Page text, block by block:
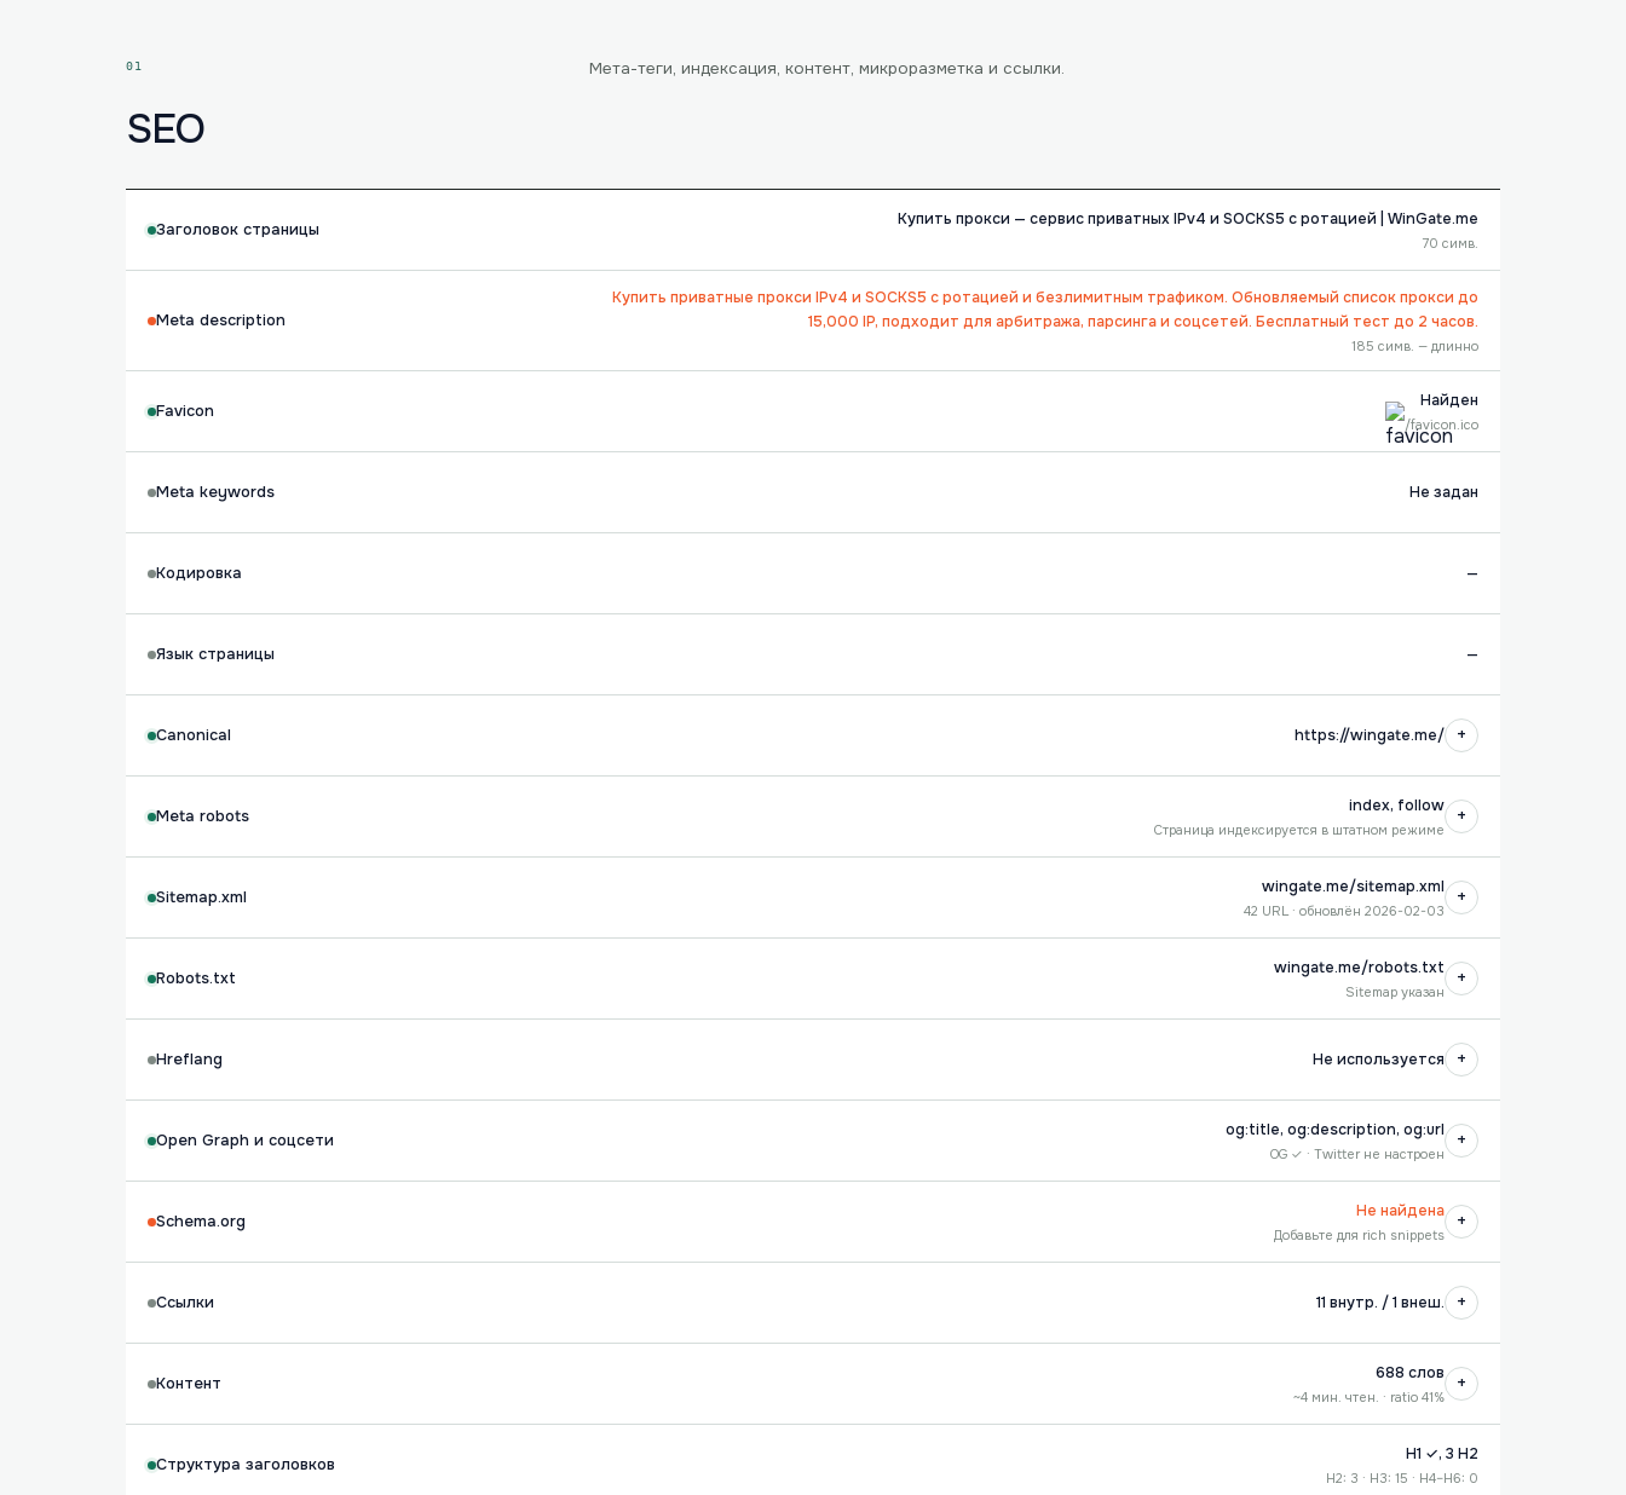
01
SEO
Мета-теги, индексация, контент, микроразметка и ссылки.
Заголовок страницы
Купить прокси — сервис приватных IPv4 и SOCKS5 с ротацией | WinGate.me
70 симв.
Meta description
Купить приватные прокси IPv4 и SOCKS5 с ротацией и безлимитным трафиком. Обновляемый список прокси до
15,000 IP, подходит для арбитража, парсинга и соцсетей. Бесплатный тест до 2 часов.
185 симв. — длинно
Favicon
Найден
/favicon.ico
Meta keywords Не задан
Кодировка —
Язык страницы —
Canonical https://wingate.me/ +
Meta robots
index, follow
Страница индексируется в штатном режиме
+
Sitemap.xml
wingate.me/sitemap.xml
42 URL · обновлён 2026-02-03
+
Robots.txt
wingate.me/robots.txt
Sitemap указан
+
Hreflang Не используется +
Open Graph и соцсети
og:title, og:description, og:url
OG ✓ · Twitter не настроен
+
Schema.org
Не найдена
Добавьте для rich snippets
+
Ссылки 11 внутр. / 1 внеш. +
Контент
688 слов
~4 мин. чтен. · ratio 41%
+
Структура заголовков
H1 ✓, 3 H2
H2: 3 · H3: 15 · H4–H6: 0